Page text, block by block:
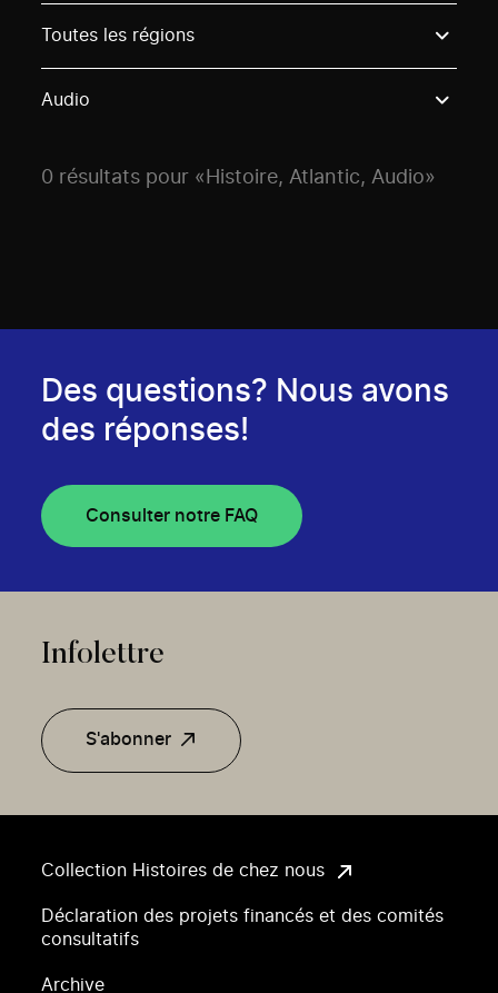
Toutes les régions
Audio
0 résultats pour «Histoire, Atlantic, Audio»
Collection Histoires de chez nous
Déclaration des projets financés et des comités
consultatifs
Archive
Des questions? Nous avons
des réponses!
Consulter notre FAQ
Infolettre
S'abonner